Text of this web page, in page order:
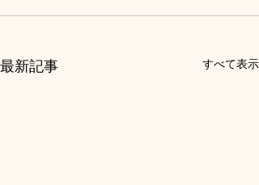
最新記事 すべて表示